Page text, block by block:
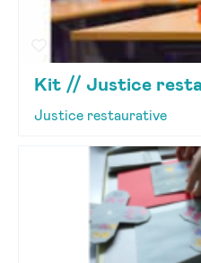
Kit // Justice
Justice restaurative